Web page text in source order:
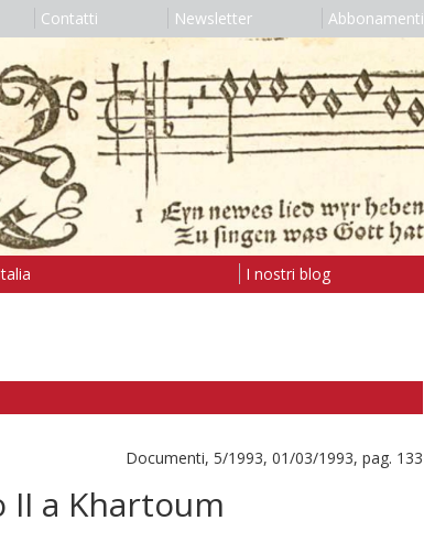
Contatti Newsletter Abbonamenti
I nostri blog
Documenti, 5/1993, 01/03/1993, pag. 133
II a Khartoum